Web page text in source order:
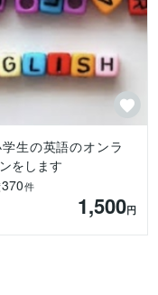
生の英語のオンラ
をします
370件
1,500円